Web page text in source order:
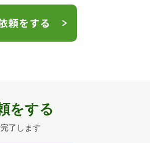
をする
了します